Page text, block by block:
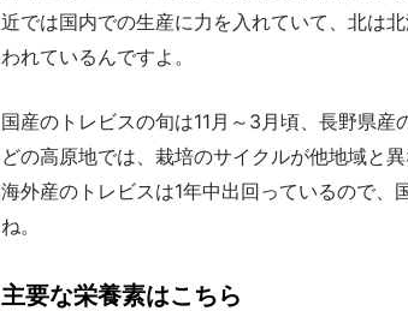
近では国内での生産に力を入れていて、北は
われているんですよ。
国産のトレビスの旬は11月～3月頃、長野県
どの高原地では、栽培のサイクルが他地域と
海外産のトレビスは1年中出回っているので
ね。
主要な栄養素はこちら